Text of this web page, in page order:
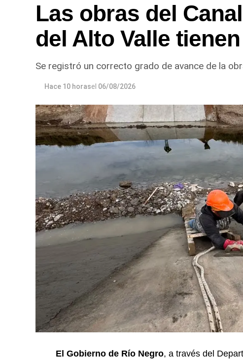
Las obras del
del Alto Valle
Se registró un correcto grado de avance de la
Hace 10 horasel 06/08/2026
El Gobierno de Río Negro, a través del